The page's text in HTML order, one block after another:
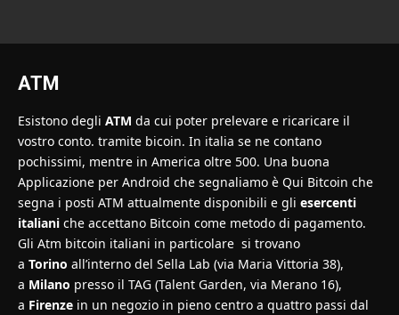
ATM
Esistono degli ATM da cui poter prelevare e ricaricare il
vostro conto. tramite bicoin. In italia se ne contano
pochissimi, mentre in America oltre 500. Una buona
Applicazione per Android che segnaliamo è Qui Bitcoin che
segna i posti ATM attualmente disponibili e gli esercenti
italiani che accettano Bitcoin come metodo di pagamento.
Gli Atm bitcoin italiani in particolare si trovano
a Torino all’interno del Sella Lab (via Maria Vittoria 38),
a Milano presso il TAG (Talent Garden, via Merano 16),
a Firenze in un negozio in pieno centro a quattro passi dal